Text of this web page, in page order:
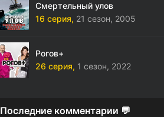
Смертельный улов
16 серия, 21 сезон, 2005
Рогов+
26 серия, 1 сезон, 2022
Последние комментарии 💬